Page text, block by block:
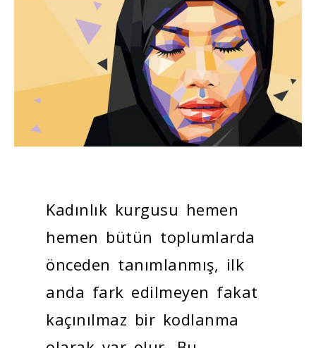
Kadınlık kurgusu hemen
hemen bütün toplumlarda
önceden tanımlanmış, ilk
anda fark edilmeyen fakat
kaçınılmaz bir kodlanma